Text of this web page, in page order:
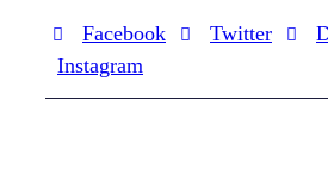
Facebook Twitter
Instagram